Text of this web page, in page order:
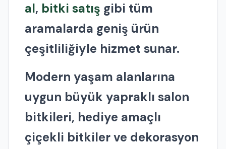
al, bitki satış gibi tüm
aramalarda geniş ürün
çeşitliliğiyle hizmet sunar.
Modern yaşam alanlarına
uygun büyük yapraklı salon
bitkileri, hediye amaçlı
çiçekli bitkiler ve dekorasyon